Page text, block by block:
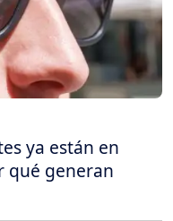
ya están en
qué generan